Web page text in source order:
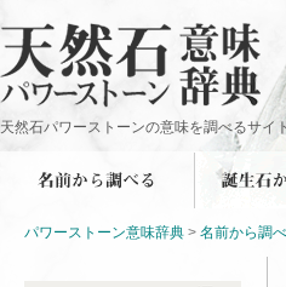
天然石パワーストーンの意味を調べるサイ
パワーストーン意味辞典 > 名前から調